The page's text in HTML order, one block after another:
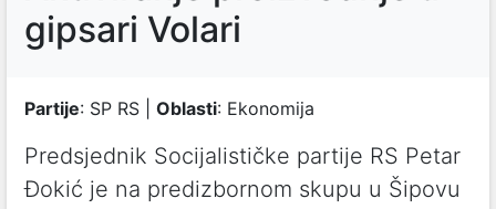
gipsari Volari
Partije: SP RS | Oblasti: Ekonomija
Predsjednik Socijalističke partije RS Petar
Đokić je na predizbornom skupu u Šipovu